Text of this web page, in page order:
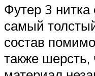
Футер 3
самый
состав
также шерсть,